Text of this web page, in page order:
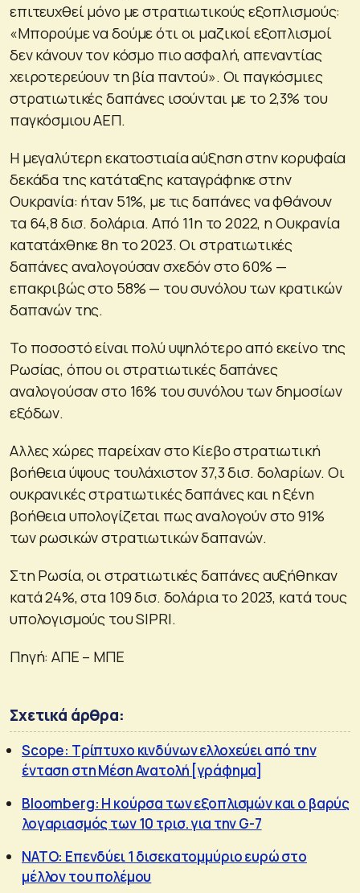
επιτευχθεί μόνο με στρατιωτικούς εξοπλισμούς:
«Μπορούμε να δούμε ότι οι μαζικοί εξοπλισμοί
δεν κάνουν τον κόσμο πιο ασφαλή, απεναντίας
χειροτερεύουν τη βία παντού». Οι παγκόσμιες
στρατιωτικές δαπάνες ισούνται με το 2,3% του
παγκόσμιου ΑΕΠ.
Η μεγαλύτερη εκατοστιαία αύξηση στην κορυφαία
δεκάδα της κατάταξης καταγράφηκε στην
Ουκρανία: ήταν 51%, με τις δαπάνες να φθάνουν
τα 64,8 δισ. δολάρια. Από 11η το 2022, η Ουκρανία
κατατάχθηκε 8η το 2023. Οι στρατιωτικές
δαπάνες αναλογούσαν σχεδόν στο 60% —
επακριβώς στο 58% — του συνόλου των κρατικών
δαπανών της.
Το ποσοστό είναι πολύ υψηλότερο από εκείνο της
Ρωσίας, όπου οι στρατιωτικές δαπάνες
αναλογούσαν στο 16% του συνόλου των δημοσίων
εξόδων.
Αλλες χώρες παρείχαν στο Κίεβο στρατιωτική
βοήθεια ύψους τουλάχιστον 37,3 δισ. δολαρίων. Οι
ουκρανικές στρατιωτικές δαπάνες και η ξένη
βοήθεια υπολογίζεται πως αναλογούν στο 91%
των ρωσικών στρατιωτικών δαπανών.
Στη Ρωσία, οι στρατιωτικές δαπάνες αυξήθηκαν
κατά 24%, στα 109 δισ. δολάρια το 2023, κατά τους
υπολογισμούς του SIPRI.
Πηγή: ΑΠΕ – ΜΠΕ
Σχετικά άρθρα:
Scope: Τρίπτυχο κινδύνων ελλοχεύει από την
ένταση στη Μέση Ανατολή [γράφημα]
Bloomberg: Η κούρσα των εξοπλισμών και ο βαρύς
λογαριασμός των 10 τρισ. για την G-7
ΝΑΤΟ: Επενδύει 1 δισεκατομμύριο ευρώ στο
μέλλον του πολέμου